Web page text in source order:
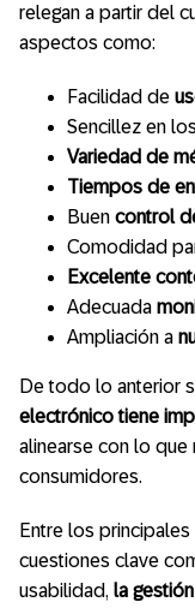
relegan a partir del
aspectos como:
Facilidad de
Sencillez en
Variedad de
Tiempos de
Buen control
Comodidad
Excelente
Adecuada
Ampliación a
De todo lo anterior
electrónico tiene
alinearse con lo
consumidores.
Entre los
cuestiones clave
usabilidad, la